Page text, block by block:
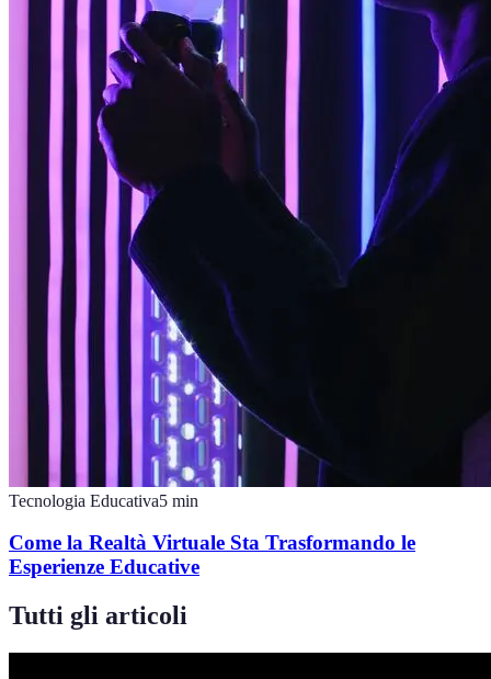
Tecnologia Educativa5 min
Come la Realtà Virtuale Sta Trasformando le
Esperienze Educative
Tutti gli articoli